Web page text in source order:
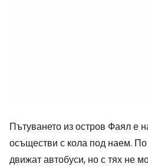
Пътуването из остров Фаял е
осъществи с кола под наем.
движат автобуси, но с тях не